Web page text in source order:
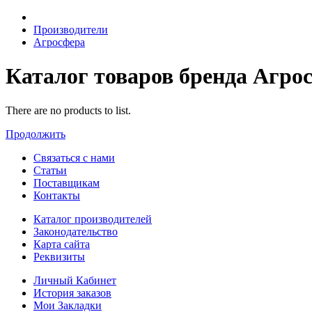
Производители
Агросфера
Каталог товаров бренда
There are no products to list.
Продолжить
Связаться с нами
Статьи
Поставщикам
Контакты
Каталог производителей
Законодательство
Карта сайта
Реквизиты
Личный Кабинет
История заказов
Мои Закладки